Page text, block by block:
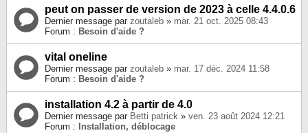
peut on passer de version de 2023 à celle 4.4.0.6
Dernier message par zoutaleb » mar. 21 oct. 2025 08:43
Forum : Besoin d'aide ?
vital oneline
Dernier message par zoutaleb » mar. 17 déc. 2024 11:58
Forum : Besoin d'aide ?
installation 4.2 à partir de 4.0
Dernier message par Betti patrick » ven. 23 août 2024 12:21
Forum :
Installation, déblocage